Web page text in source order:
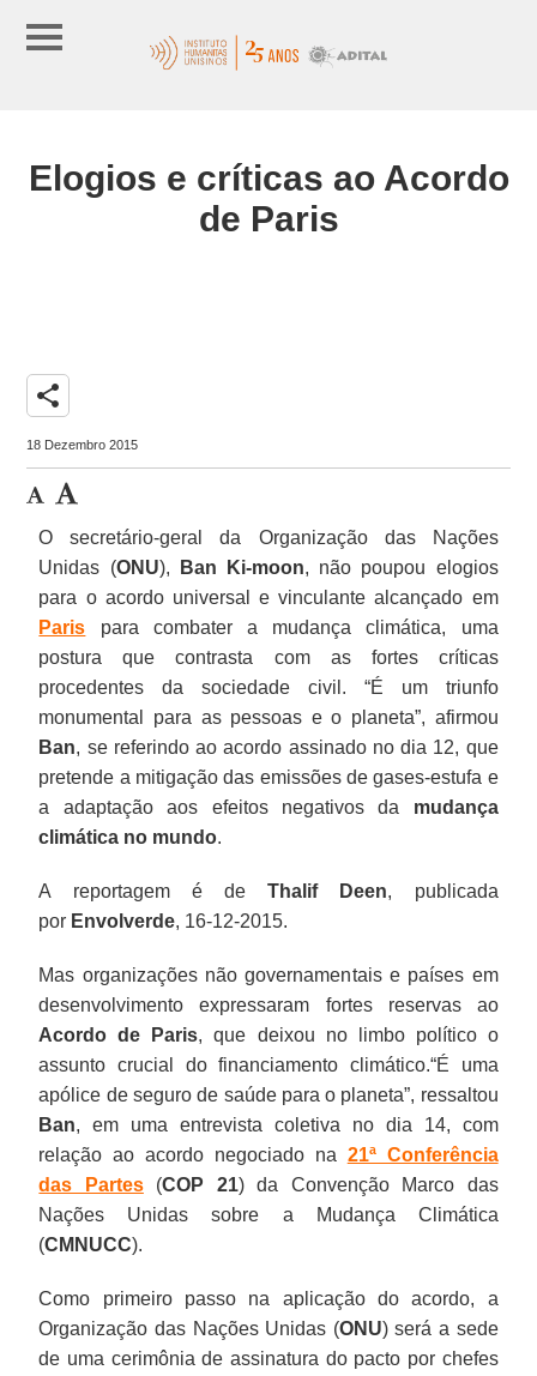
Elogios e críticas ao Acordo
de Paris
share
18 Dezembro 2015
O secretário-geral da Organização das Nações
Unidas (ONU), Ban Ki-moon, não poupou elogios
para o acordo universal e vinculante alcançado em
Paris para combater a mudança climática, uma
postura que contrasta com as fortes críticas
procedentes da sociedade civil. “É um triunfo
monumental para as pessoas e o planeta”, afirmou
Ban, se referindo ao acordo assinado no dia 12, que
pretende a mitigação das emissões de gases-estufa e
a adaptação aos efeitos negativos da mudança
climática no mundo.
A reportagem é deThalif Deen, publicada
por Envolverde, 16-12-2015.
Mas organizações não governamentais e países em
desenvolvimento expressaram fortes reservas ao
Acordo de Paris, que deixou no limbo político o
assunto crucial do financiamento climático.“É uma
apólice de seguro de saúde para o planeta”, ressaltou
Ban, em uma entrevista coletiva no dia 14, com
relação ao acordo negociado na 21ª Conferência
das Partes(COP 21) da Convenção Marco das
Nações Unidas sobre a Mudança Climática
(CMNUCC).
Como primeiro passo na aplicação do acordo, a
Organização das Nações Unidas (ONU) será a sede
de uma cerimônia de assinatura do pacto por chefes